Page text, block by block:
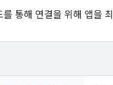
를 통해 연결을 위해 앱을